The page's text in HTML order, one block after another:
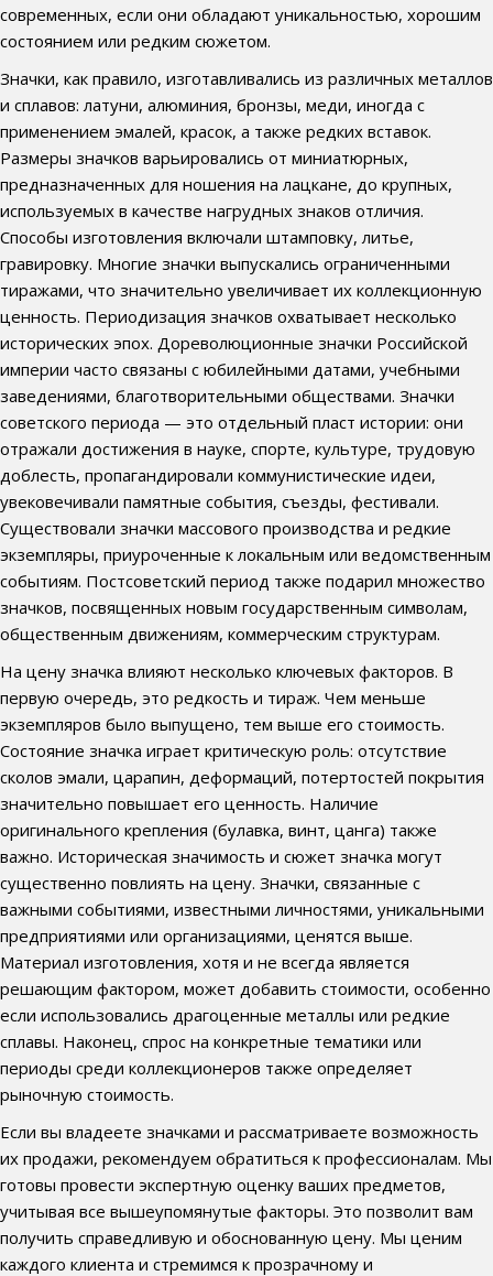
современных, если они обладают уникальностью, хорошим
состоянием или редким сюжетом.
Значки, как правило, изготавливались из различных металлов
и сплавов: латуни, алюминия, бронзы, меди, иногда с
применением эмалей, красок, а также редких вставок.
Размеры значков варьировались от миниатюрных,
предназначенных для ношения на лацкане, до крупных,
используемых в качестве нагрудных знаков отличия.
Способы изготовления включали штамповку, литье,
гравировку. Многие значки выпускались ограниченными
тиражами, что значительно увеличивает их коллекционную
ценность. Периодизация значков охватывает несколько
исторических эпох. Дореволюционные значки Российской
империи часто связаны с юбилейными датами, учебными
заведениями, благотворительными обществами. Значки
советского периода — это отдельный пласт истории: они
отражали достижения в науке, спорте, культуре, трудовую
доблесть, пропагандировали коммунистические идеи,
увековечивали памятные события, съезды, фестивали.
Существовали значки массового производства и редкие
экземпляры, приуроченные к локальным или ведомственным
событиям. Постсоветский период также подарил множество
значков, посвященных новым государственным символам,
общественным движениям, коммерческим структурам.
На цену значка влияют несколько ключевых факторов. В
первую очередь, это редкость и тираж. Чем меньше
экземпляров было выпущено, тем выше его стоимость.
Состояние значка играет критическую роль: отсутствие
сколов эмали, царапин, деформаций, потертостей покрытия
значительно повышает его ценность. Наличие
оригинального крепления (булавка, винт, цанга) также
важно. Историческая значимость и сюжет значка могут
существенно повлиять на цену. Значки, связанные с
важными событиями, известными личностями, уникальными
предприятиями или организациями, ценятся выше.
Материал изготовления, хотя и не всегда является
решающим фактором, может добавить стоимости, особенно
если использовались драгоценные металлы или редкие
сплавы. Наконец, спрос на конкретные тематики или
периоды среди коллекционеров также определяет
рыночную стоимость.
Если вы владеете значками и рассматриваете возможность
их продажи, рекомендуем обратиться к профессионалам. Мы
готовы провести экспертную оценку ваших предметов,
учитывая все вышеупомянутые факторы. Это позволит вам
получить справедливую и обоснованную цену. Мы ценим
каждого клиента и стремимся к прозрачному и